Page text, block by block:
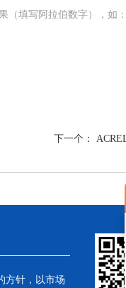
（填写阿拉伯数字），如
下一个：
方针，以市场